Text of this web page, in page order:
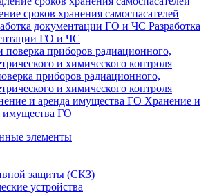
сроков хранения самоспасателей
Разработка
ГО и ЧС
приборов радиационного,
и химического контроля
Хранение и
имущества ГО
элементы
защиты (СКЗ)
устройства